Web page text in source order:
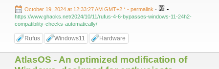
October 19, 2024 at 12:33:27 AM GMT+2 * - permalink - -
https://www.ghacks.net/2024/10/11/rufus-4-6-bypasses-windows-11-24h2-
compatibility-checks-automatically/
Rufus Windows11 Hardware
AtlasOS - An optimized modification of